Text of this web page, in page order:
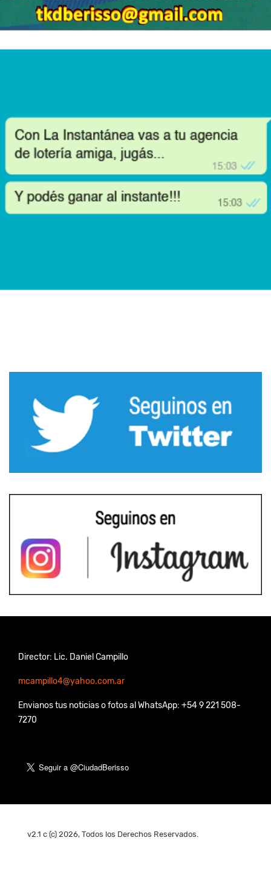
Director: Lic. Daniel Campillo
mcampillo4@yahoo.com.ar
Envianos tus noticias o fotos al WhatsApp: +54 9 221 508-
7270
v2.1 c (c) 2026, Todos los Derechos Reservados.